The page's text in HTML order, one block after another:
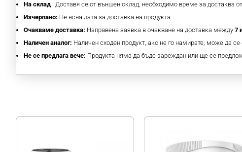
На склад : Доставя се от външен склад, необходимо време за достаква от
Изчерпано: Не ясна дата за доставка на продукта.
Очакваме доставка: Направена заявка в очакване на доставка между 7
Наличен аналог: Наличен сходен продукт, ако не го намирате, може да
Не се предлага вече: Продукта няма да бъде зареждан или ще се